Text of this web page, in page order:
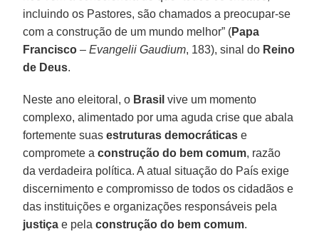
incluindo os Pastores, são chamados a preocupar-se
com a construção de um mundo melhor” (Papa
Francisco –Evangelii Gaudium, 183), sinal do Reino
de Deus.
Neste ano eleitoral, o Brasil vive um momento
complexo, alimentado por uma aguda crise que abala
fortemente suasestruturas democráticas e
compromete aconstrução do bem comum, razão
da verdadeira política. A atual situação do País exige
discernimento e compromisso de todos os cidadãos e
das instituições e organizações responsáveis pela
justiça e pelaconstrução do bem comum.